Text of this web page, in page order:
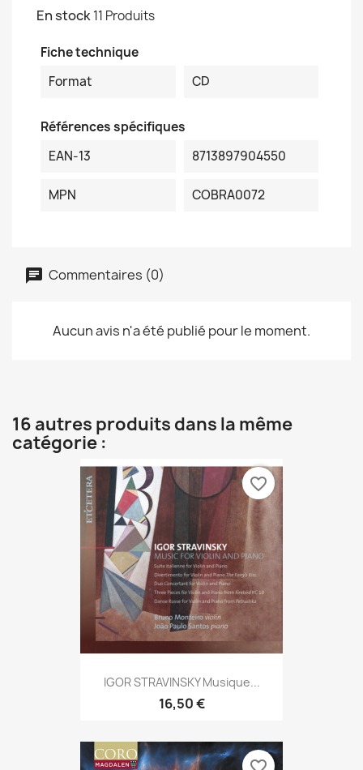
En stock11 Produits
Fiche technique
Format
CD
Références spécifiques
EAN-13
8713897904550
MPN COBRA0072
Commentaires (0)
Aucun avis n'a été publié pour le moment.
16 autres produits dans la même
catégorie :
IGOR STRAVINSKY Musique...
16,50 €
favorite_border